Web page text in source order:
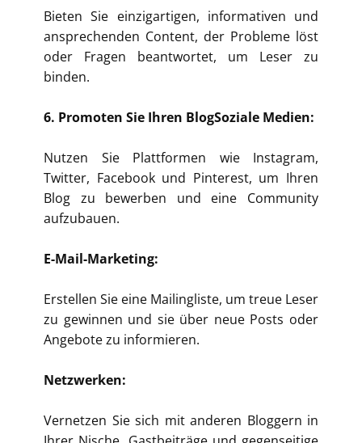
Bieten Sie einzigartigen, informativen und
ansprechenden Content, der Probleme löst
oder Fragen beantwortet, um Leser zu
binden.
6. Promoten Sie Ihren BlogSoziale Medien:
Nutzen Sie Plattformen wie Instagram,
Twitter, Facebook und Pinterest, um Ihren
Blog zu bewerben und eine Community
aufzubauen.
E-Mail-Marketing:
Erstellen Sie eine Mailingliste, um treue Leser
zu gewinnen und sie über neue Posts oder
Angebote zu informieren.
Netzwerken:
Vernetzen Sie sich mit anderen Bloggern in